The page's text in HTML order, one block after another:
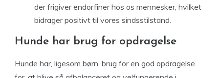
der frigiver endorfiner hos os mennesker, hvilket
bidrager positivt til vores sindsstilstand.
Hunde har brug for opdragelse
Hunde har, ligesom børn, brug for en god opdragelse